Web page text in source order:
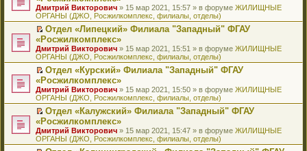
ю
б
щ
е
н
ю
м
у
с
о
б
щ
е
н
ю
т
а
н
н
м
у
с
о
б
щ
е
н
ю
п
р
о
ч
т
а
н
н
м
у
с
о
б
щ
о
м
у
н
п
р
о
ч
т
а
н
н
м
у
к
п
е
р
о
м
у
н
п
р
о
ч
т
а
р
е
й
т
к
п
е
р
о
м
у
н
п
р
Дмитрий Викторович » 15 мар 2021, 15:57 » в форуме ЖИЛИЩНЫЕ
ОРГАНЫ (ДЖО, Росжилкомплекс, филиалы, отделы)
П
р
е
й
т
к
п
е
р
о
м
Отдел «Липецкий» Филиала "Западный" ФГАУ
«Росжилкомплекс»
Дмитрий Викторович » 15 мар 2021, 15:51 » в форуме ЖИЛИЩНЫЕ
ОРГАНЫ (ДЖО, Росжилкомплекс, филиалы, отделы)
П
р
е
й
т
к
п
Отдел «Курский» Филиала "Западный" ФГАУ
«Росжилкомплекс»
Дмитрий Викторович » 15 мар 2021, 15:50 » в форуме ЖИЛИЩНЫЕ
ОРГАНЫ (ДЖО, Росжилкомплекс, филиалы, отделы)
П
р
е
Отдел «Калужский» Филиала "Западный" ФГАУ
«Росжилкомплекс»
Дмитрий Викторович » 15 мар 2021, 15:47 » в форуме ЖИЛИЩНЫЕ
ОРГАНЫ (ДЖО, Росжилкомплекс, филиалы, отделы)